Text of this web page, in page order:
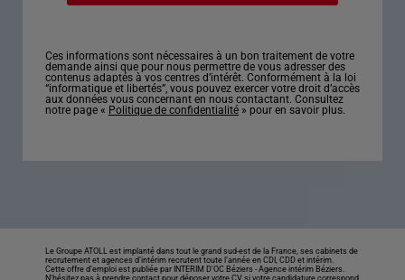
Ces informations sont nécessaires à un bon traitement de votre
demande ainsi que pour nous permettre de vous adresser des
contenus adaptés à vos centres d’intérêt. Conformément à la loi
“informatique et libertés”, vous pouvez exercer votre droit d’accès
aux données vous concernant en nous contactant. Consultez
notre page « Politique de confidentialité » pour en savoir plus.
Le Groupe ATOLL est implanté dans tout le grand sud-est de la France, ses cabinets de
recrutement et agences d’intérim recrutent toute l’année en CDI, CDD et intérim.
Cette offre d’emploi est publiée par INTERIM D'OC Béziers -Agence intérim Béziers.